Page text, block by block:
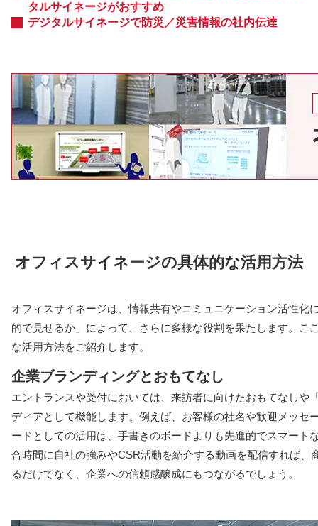
タルサイネージがおすすめ
デジタルサイネージで防災／災害情報の社内伝達
オフィスサイネージの具体的な活用方法
オフィスサイネージは、情報共有やコミュニケーション活性化
的で見せるか」によって、さらに多様な役割を果たします。こ
な活用方法をご紹介します。
企業ブランディングとおもてなし
エントランスや受付においては、来訪者に向けたおもてなしや
ディアとして機能します。例えば、お客様の社名や歓迎メッセ
ードとしての活用は、手書きのボードよりも先進的でスマート
合時間に自社の強みやCSR活動を紹介する動画を配信すれば、
るだけでなく、企業への信頼感醸成にもつながるでしょう。